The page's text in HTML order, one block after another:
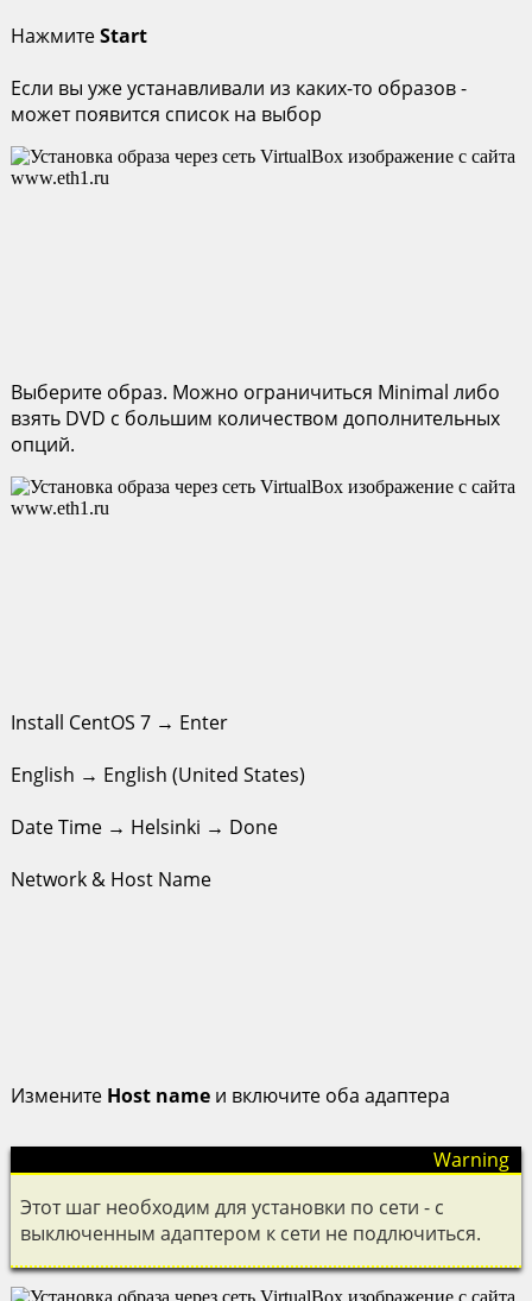
НажмитеStart
Если вы уже устанавливали из каких-то образов -
может появится список на выбор
Выберите образ. Можно ограничиться Minimal либо
взять DVD с большим количеством дополнительных
опций.
Install CentOS 7 → Enter
English → English (United States)
Date Time → Helsinki → Done
Network & Host Name
Измените Host nameи включите оба адаптера
Этот шаг необходим для установки по сети - с
выключенным адаптером к сети не подлючиться.